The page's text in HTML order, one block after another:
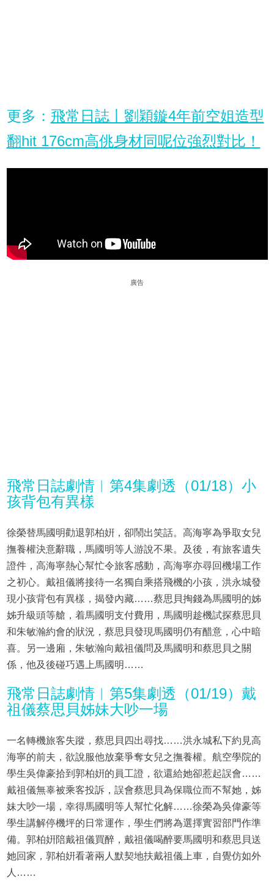
更多： 飛常日誌丨劉穎鏇4年前空姐造型
翻hit 176cm高佻身材同呢位強烈對比！
廣告
飛常日誌劇情︱第4集劇透（01/18）小
孩背包有異樣
徐榮替馬國明勸退郭柏姸，卻鬧出笑話。高海寧為爭取女兒
撫養權決意辭職，馬國明等人游說不果。及後，有旅客遺失
證件，高海寧熱心幫忙令旅客感動，高海寧亦尋回機場工作
之初心。戴祖儀將接待一名獨自乘搭飛機的小孩，洪永城發
現小孩背包有異樣，揭發內藏……蔡思貝掏錢為馬國明的姊
姊升級頭等艙，着馬國明支付費用，馬國明趁機試探蔡思貝
和朱敏瀚約會的狀況，蔡思貝發現馬國明仍有醋意，心中暗
喜。另一邊廂，朱敏瀚向戴祖儀問及馬國明和蔡思貝之關
係，他及後碰巧遇上馬國明……
飛常日誌劇情︱第5集劇透（01/19）戴
祖儀蔡思貝姊妹大吵一場
一名轉機旅客失蹤，蔡思貝四出尋找……洪永城私下約見高
海寧的前夫，欲說服他放棄爭奪女兒之撫養權。航空學院的
學生吳偉豪拾到郭柏姸的員工證，欲還給她卻惹起誤會……
戴祖儀無辜被乘客投訴，誤會蔡思貝為保職位而不幫她，姊
妹大吵一場，幸得馬國明等人幫忙化解……徐榮為吳偉豪等
學生講解停機坪的日常運作，學生們將為選擇實習部門作準
備。郭柏姸陪戴祖儀買醉，戴祖儀喝醉要馬國明和蔡思貝送
她回家，郭柏姸看著兩人默契地扶戴祖儀上車，自覺仿如外
人……